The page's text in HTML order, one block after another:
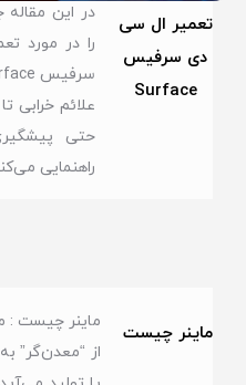
تعمیر ال سی
دی سرفیس
Surface
در این مقاله
را در مورد
علائم خرابی
حتی
راهنمایی
ماینر چیست
ماینر چیست :
از “معدن‌گر”